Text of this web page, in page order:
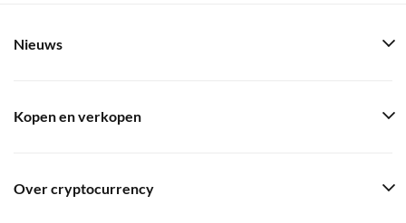
Nieuws
Kopen en verkopen
Over cryptocurrency